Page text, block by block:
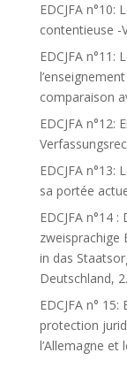
EDCJFA
contentieuse -
EDCJFA
comparaison
EDCJFA n°12:
EDCJFA
sa portée
EDCJFA n°14
zweisprachige
in das
Deutschland,
EDCJFA n°
protection
l’Allemagne et